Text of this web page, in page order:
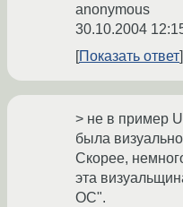
anonymous
30.10.2004
Показать ответ
> не в пример
была
Скорее,
эта
ОС".